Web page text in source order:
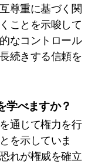
尊重に基づく関
ことを示唆して
なコントロール
続きする信頼を
学べますか？
通じて権力を行
を示していま
れが権威を確立